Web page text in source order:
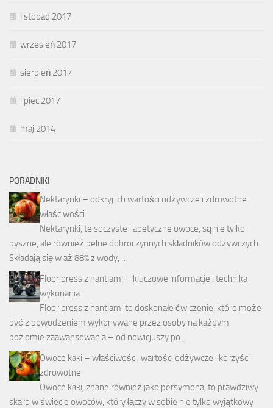
listopad 2017
wrzesień 2017
sierpień 2017
lipiec 2017
maj 2014
PORADNIKI
Nektarynki – odkryj ich wartości odżywcze i zdrowotne
właściwości
Nektarynki, te soczyste i apetyczne owoce, są nie tylko
pyszne, ale również pełne dobroczynnych składników odżywczych.
Składają się w aż 88% z wody, …
Floor press z hantlami – kluczowe informacje i technika
wykonania
Floor press z hantlami to doskonałe ćwiczenie, które może
być z powodzeniem wykonywane przez osoby na każdym
poziomie zaawansowania – od nowicjuszy po …
Owoce kaki – właściwości, wartości odżywcze i korzyści
zdrowotne
Owoce kaki, znane również jako persymona, to prawdziwy
skarb w świecie owoców, który łączy w sobie nie tylko wyjątkowy